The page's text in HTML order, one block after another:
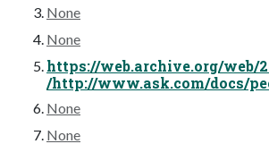
None
None
https://web.archive.org/web/
/http://www.ask.com/docs/
None
None